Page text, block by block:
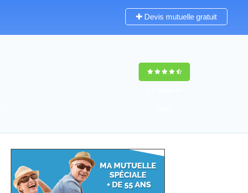
Devis mutuelle gratuit